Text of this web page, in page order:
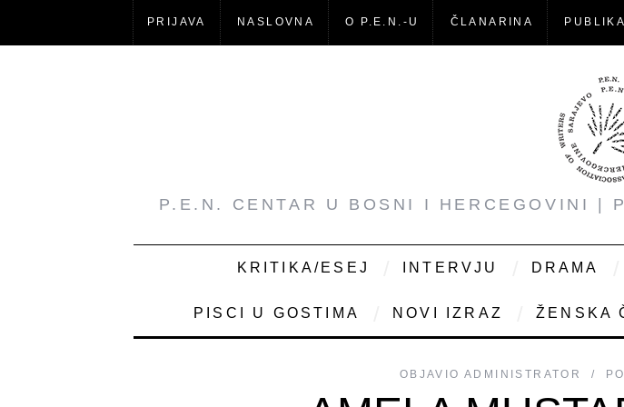
PRIJAVA NASLOVNA O P.E.N.-U ČLANARINA
P.E.N. CENTAR U BOSNI I HERCEGOVINI |
KRITIKA/ESEJ INTERVJU DRAMA
PISCI U GOSTIMA NOVI IZRAZ ŽENSKA
OBJAVIO ADMINISTRATOR